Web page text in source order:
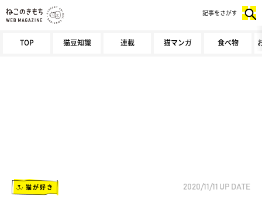
TOP 猫豆知識 連載 猫マンガ 食べ物
記事をさがす
猫が好き 2020/11/11 UP DATE